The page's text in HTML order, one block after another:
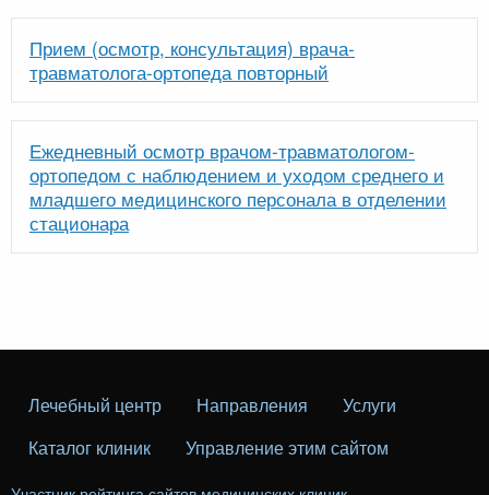
Прием (осмотр, консультация) врача-
травматолога-ортопеда повторный
Ежедневный осмотр врачом-травматологом-
ортопедом с наблюдением и уходом среднего и
младшего медицинского персонала в отделении
стационара
Лечебный центр Направления
Услуги
Каталог клиник
Управление этим сайтом